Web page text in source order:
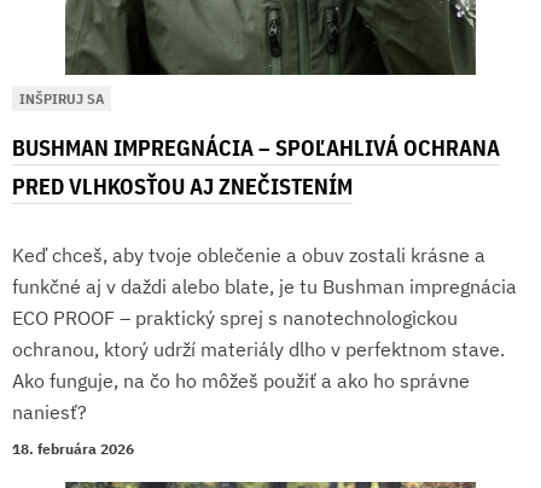
INŠPIRUJ SA
BUSHMAN IMPREGNÁCIA – SPOĽAHLIVÁ OCHRANA
PRED VLHKOSŤOU AJ ZNEČISTENÍM
Keď chceš, aby tvoje oblečenie a obuv zostali krásne a
funkčné aj v daždi alebo blate, je tu Bushman impregnácia
ECO PROOF – praktický sprej s nanotechnologickou
ochranou, ktorý udrží materiály dlho v perfektnom stave.
Ako funguje, na čo ho môžeš použiť a ako ho správne
naniesť?
18. februára 2026